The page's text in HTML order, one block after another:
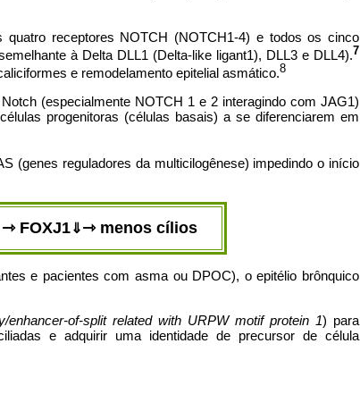
receptores NOTCH (NOTCH1-4) e todos os cinco
à Delta DLL1 (Delta-like ligant1), DLL3 e DLL4).7
e remodelamento epitelial asmático.8
(especialmente NOTCH 1 e 2 interagindo com JAG1)
progenitoras (células basais) a se diferenciarem em
(genes reguladores da multicilogênese) impedindo o início
⇾ FOXJ1⇓⇾ menos cílios
e pacientes com asma ou DPOC), o epitélio brônquico
enhancer-of-split related with URPW motif protein 1) para
e adquirir uma identidade de precursor de célula